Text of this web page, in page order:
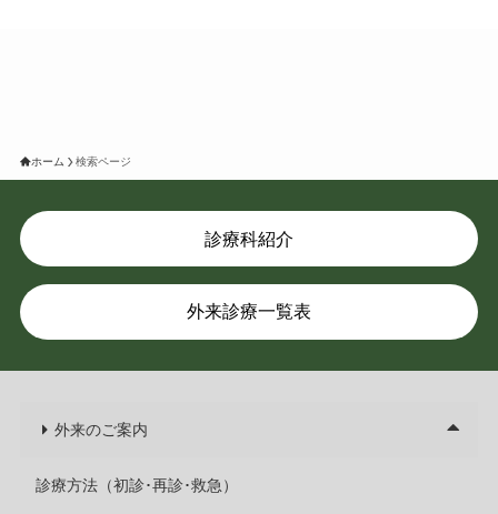
ホーム 検索ページ
診療科紹介
外来診療一覧表
外来のご案内
診療方法（初診･再診･救急）